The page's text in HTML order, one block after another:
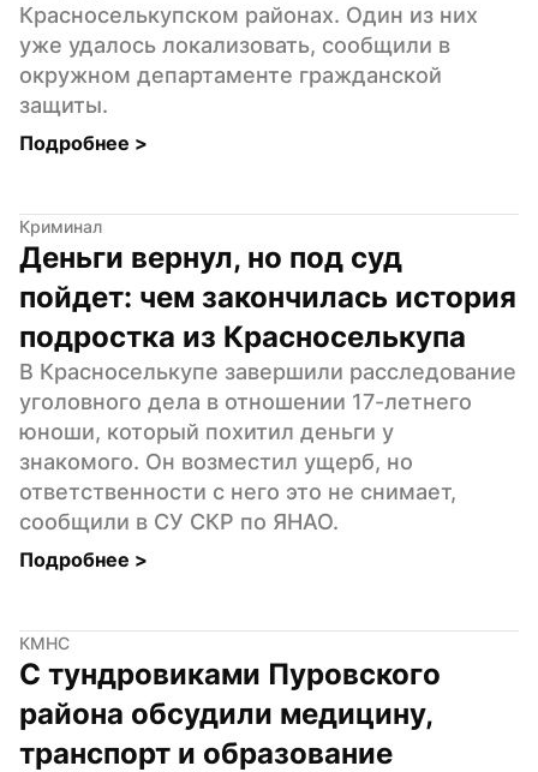
Красноселькупском районах. Один из них
уже удалось локализовать, сообщили в
окружном департаменте гражданской
защиты.
Подробнее >
Криминал
Деньги вернул, но под суд
пойдет: чем закончилась история
подростка из Красноселькупа
В Красноселькупе завершили расследование
уголовного дела в отношении 17-летнего
юноши, который похитил деньги у
знакомого. Он возместил ущерб, но
ответственности с него это не снимает,
сообщили в СУ СКР по ЯНАО.
Подробнее >
КМНС
С тундровиками Пуровского
района обсудили медицину,
транспорт и образование